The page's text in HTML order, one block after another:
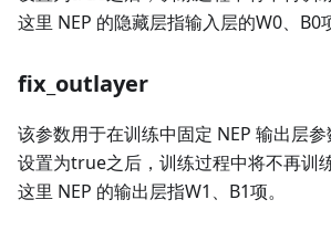
这里 NEP 的隐藏层指输入层的W0、B0
fix_outlayer
该参数用于在训练中固定 NEP 输出层参
设置为true之后，训练过程中将不再训
这里 NEP 的输出层指W1、B1项。